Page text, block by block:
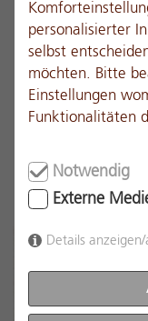
Unsere
erhältlich,
online über
bestellt werden
UNSERE
personalisierter
selbst
möchten. Bitte
Einstellungen
Funktionalitäten
Notwendig
Externe
Details